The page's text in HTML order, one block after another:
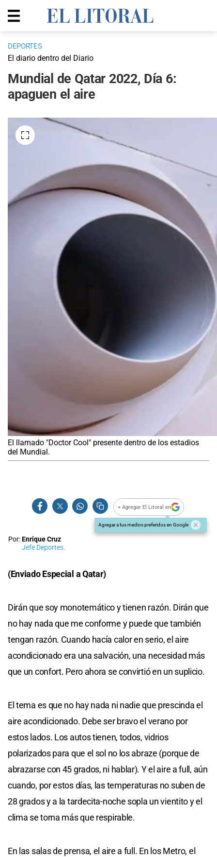
DEPORTES
El diario dentro del Diario
Mundial de Qatar 2022, Día 6:
apaguen el aire
El llamado "Doctor Cool" presente dentro de los estadios
del Mundial.
+ Agregar El Litoral en
Agregar a tus medios preferidos en Google
Por:Enrique Cruz
Jefe Deportes.
(Enviado Especial a Qatar)
Dirán que soy monotemático y tienen razón. Dirán que
no hay nada que me conforme y puede que también
tengan razón. Cuando hacía calor en serio, el aire
acondicionado era una salvación, una necesidad más
que un confort. Pero ahora se convirtió en un suplicio.
El tema es que no hay nada ni nadie que prescinda el
aire acondicionado. Debe ser bravo el verano por
estos lados. Los autos tienen, todos, vidrios
polarizados para que el sol no los abraze (porque de
abrazarse con 45 grados, ni hablar). Y el aire a full, aún
cuando, por estos días, las temperaturas no suben de
28 grados y a la tardecita-noche sopla un vientito y el
clima se torna más que respirable.
En las salas de prensa, el aire a full. En los Metro, el